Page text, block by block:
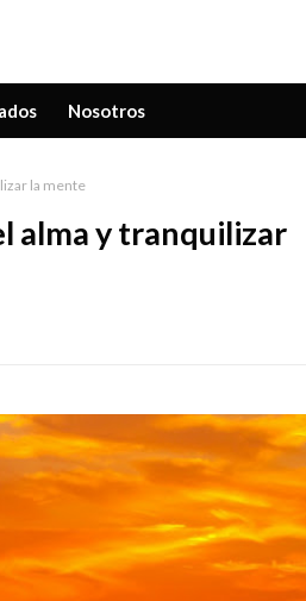
Nosotros
la mente
alma y tranquilizar